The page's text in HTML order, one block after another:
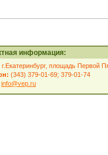
информация:
г.Екатеринбург, площадь Первой
(343) 379-01-69; 379-01-74
info@vep.ru